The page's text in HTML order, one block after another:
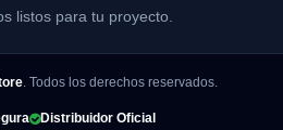
listos para tu proyecto.
. Todos los derechos reservados.
Distribuidor Oficial